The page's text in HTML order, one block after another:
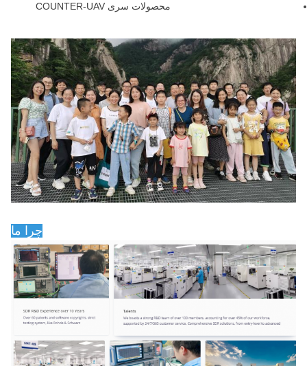
محصولات سری COUNTER-UAV
چرا ما